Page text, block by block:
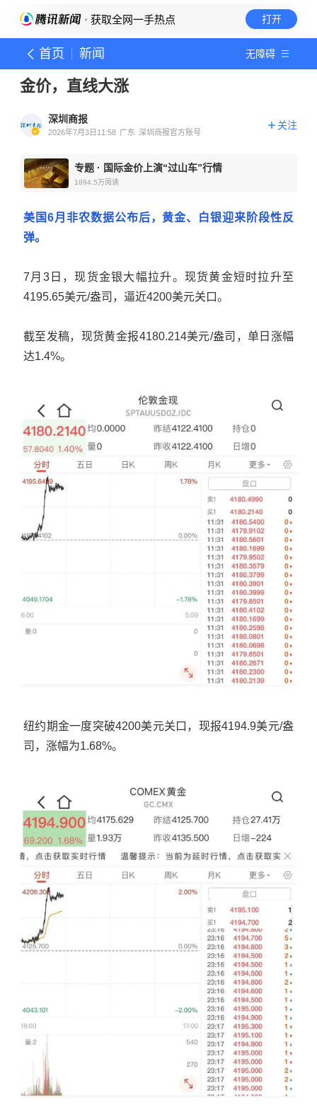
· 获取全网一手热点 打开
首页 新闻 无障碍
金价，直线大涨
深圳商报
2026年7月3日11:58 广东 深圳商报官方账号
关注
专题 · 国际金价上演“过山车”行情
1894.5万阅读
美国6月非农数据公布后，黄金、白银迎来阶段性反
弹。
7月3日，现货金银大幅拉升。现货黄金短时拉升至
4195.65美元/盎司，逼近4200美元关口。
截至发稿，现货黄金报4180.214美元/盎司，单日涨幅
达1.4%。
纽约期金一度突破4200美元关口，现报4194.9美元/盎
司，涨幅为1.68%。